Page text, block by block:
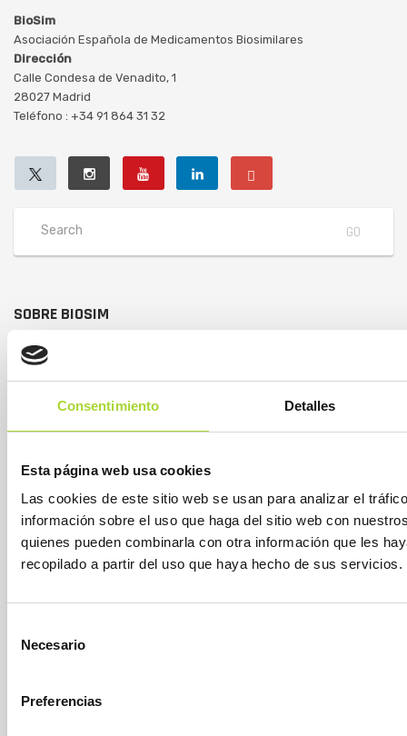
Consentimiento Detalles
Esta página web usa cookies
Las cookies de este sitio web se usan para analizar el
información sobre el uso que haga del sitio web con
quienes pueden combinarla con otra información que les
recopilado a partir del uso que haya hecho de sus servicios.
Necesario
Preferencias
BioSim
Asociación Española de Medicamentos Biosimilares
Dirección
Calle Condesa de Venadito, 1
28027 Madrid
Teléfono : +34 91 864 31 32
SOBRE BIOSIM
QUIÉNES SOMOS
JUNTA DIRECTIVA
EQUIPO
ASOCIADOS
CONTACTAR
SOBRE LOS BIOSIMILARES
UNA OPORTUNIDAD